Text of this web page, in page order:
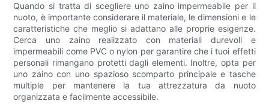
Quando si tratta di scegliere uno zaino impermeabile per il
nuoto, è importante considerare il materiale, le dimensioni e le
caratteristiche che meglio si adattano alle proprie esigenze.
Cerca uno zaino realizzato con materiali durevoli e
impermeabili come PVC o nylon per garantire che i tuoi effetti
personali rimangano protetti dagli elementi. Inoltre, opta per
uno zaino con uno spazioso scomparto principale e tasche
multiple per mantenere la tua attrezzatura da nuoto
organizzata e facilmente accessibile.